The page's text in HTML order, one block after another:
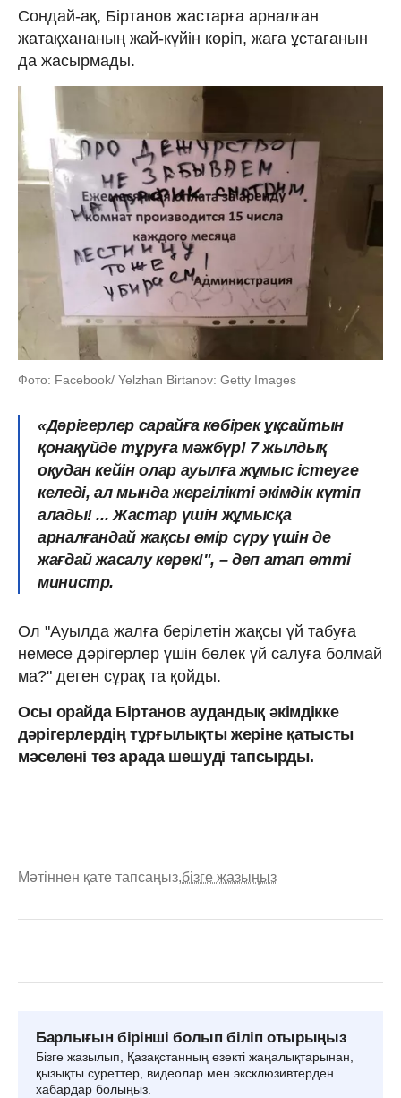
Сондай-ақ, Біртанов жастарға арналған
жатақхананың жай-күйін көріп, жаға ұстағанын
да жасырмады.
Фото: Facebook/ Yelzhan Birtanov: Getty Images
«Дәрігерлер сарайға көбірек ұқсайтын
қонақүйде тұруға мәжбүр! 7 жылдық
оқудан кейін олар ауылға жұмыс істеуге
келеді, ал мында жергілікті әкімдік күтіп
алады! ... Жастар үшін жұмысқа
арналғандай жақсы өмір сүру үшін де
жағдай жасалу керек!", – деп атап өтті
министр.
Ол "Ауылда жалға берілетін жақсы үй табуға
немесе дәрігерлер үшін бөлек үй салуға болмай
ма?" деген сұрақ та қойды.
Осы орайда Біртанов аудандық әкімдікке
дәрігерлердің тұрғылықты жеріне қатысты
мәселені тез арада шешуді тапсырды.
Мәтіннен қате тапсаңыз,бізге жазыңыз
Барлығын бірінші болып біліп отырыңыз
Бізге жазылып, Қазақстанның өзекті жаңалықтарынан,
қызықты суреттер, видеолар мен эксклюзивтерден
хабардар болыңыз.